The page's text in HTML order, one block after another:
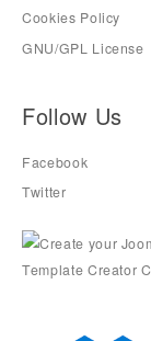
Cookies Policy
GNU/GPL License
Follow Us
Facebook
Twitter